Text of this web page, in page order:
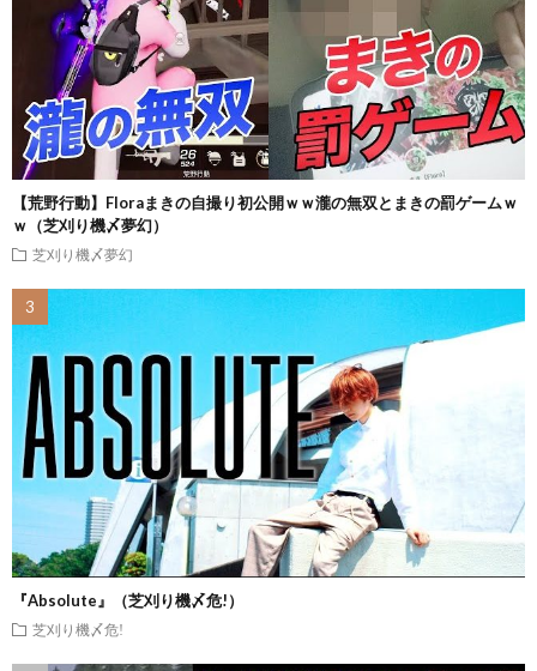
【荒野行動】Floraまきの自撮り初公開ｗｗ瀧の無双とまきの罰ゲームｗ
ｗ（芝刈り機〆夢幻）
芝刈り機〆夢幻
『Absolute』（芝刈り機〆危!）
芝刈り機〆危!